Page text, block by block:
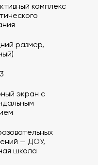
комплекс
размер,
экран с
— ДОУ,
школа